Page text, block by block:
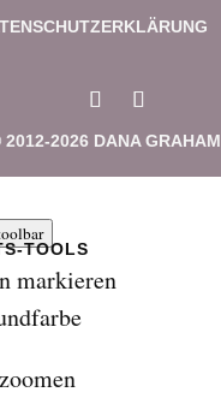
2012-2026 DANA GRAHAM
markieren